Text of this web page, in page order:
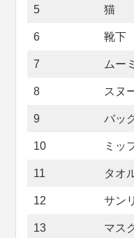
5 猫
6 靴下
7 ムー
8 スヌ
9 バッ
10 ミッ
11 タオ
12 サン
13 マス